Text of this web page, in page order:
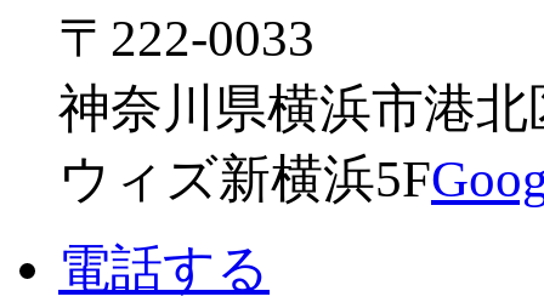
〒222-0033
神奈川県横浜市港北
ウィズ新横浜5F
電話する